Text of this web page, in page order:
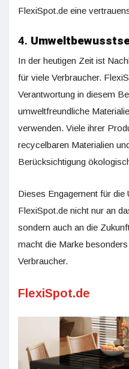
FlexiSpot.de eine
4.
In der heutigen Zeit ist
für viele Verbraucher.
Verantwortung in diesem
umweltfreundliche
verwenden. Viele ihrer
recycelbaren Materialien
Berücksichtigung
Dieses Engagement für die
FlexiSpot.de nicht nur an
sondern auch an die
macht die Marke
Verbraucher.
FlexiSpot.de